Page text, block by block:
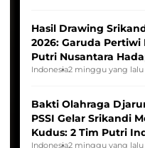
Hasil Drawing
2026: Garuda
Putri Nusantara
Indonesia2 minggu yang lalu
Bakti Olahraga
PSSI Gelar Srikandi
Kudus: 2 Tim Putri
Indonesia2 minggu yang lalu